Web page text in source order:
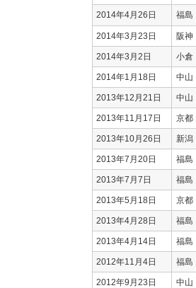
2014年4月26日 福島
2014年3月23日 阪神
2014年3月2日 小倉
2014年1月18日 中山
2013年12月21日 中山
2013年11月17日 京都
2013年10月26日 新潟
2013年7月20日 福島
2013年7月7日 福島
2013年5月18日 京都
2013年4月28日 福島
2013年4月14日 福島
2012年11月4日 福島
2012年9月23日 中山